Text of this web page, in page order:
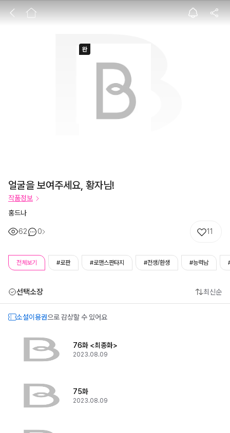
얼굴을 보여주세
얼굴을 보여주세요, 황자님!
작품정보
홍드나
62 0 11
전체보기 #로판 #로맨스판타지 #전생/환생 #능력남
선택소장 최신순
소설이용권으로 감상할 수 있어요
76화 <최종화>
2023.08.09
75화
2023.08.09